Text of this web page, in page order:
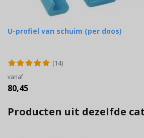
U-profiel van schuim (per doos)
(14)
vanaf
80,45
Producten uit dezelfde